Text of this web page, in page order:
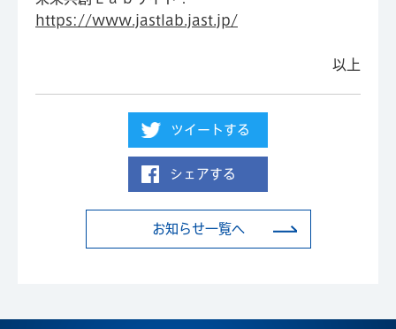
https://www.jastlab.jast.jp/
以上
ツイートする
シェアする
お知らせ一覧へ